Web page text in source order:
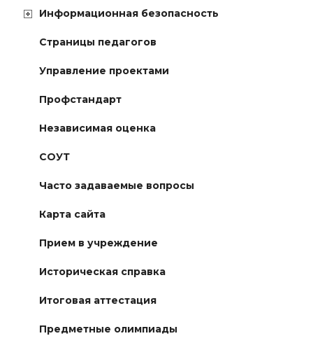
Информационная безопасность
Страницы педагогов
Управление проектами
Профстандарт
Независимая оценка
СОУТ
Часто задаваемые вопросы
Карта сайта
Прием в учреждение
Историческая справка
Итоговая аттестация
Предметные олимпиады